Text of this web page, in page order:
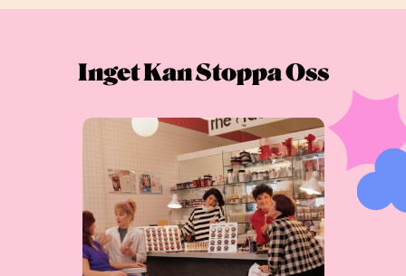
Inget Kan Stoppa Oss